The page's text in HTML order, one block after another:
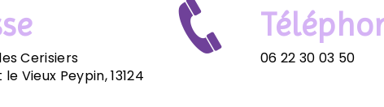
Cerisiers
Vieux Peypin, 13124
06 22 30 03 50